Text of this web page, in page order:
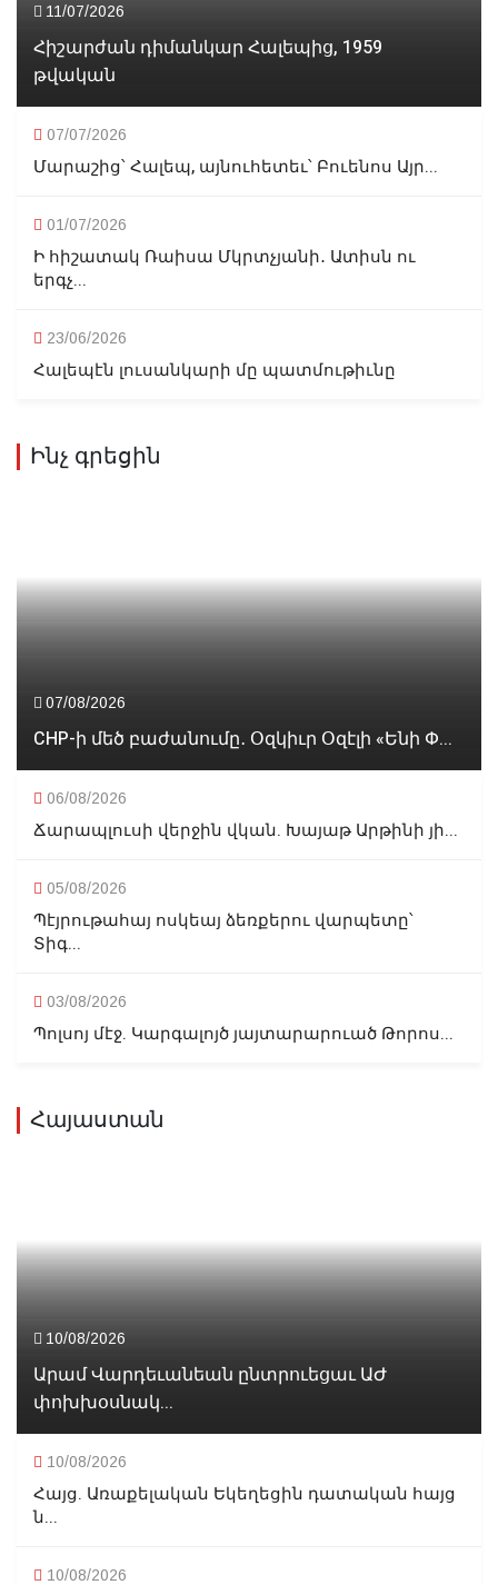
11/07/2026
Հիշարժան դիմանկար Հալեպից, 1959
թվական
07/07/2026
Մարաշից՝ Հալեպ, այնուհետեւ՝ Բուենոս Այր...
01/07/2026
Ի հիշատակ Ռաիսա Մկրտչյանի․ Ատիսն ու
երգչ...
23/06/2026
Հալեպէն լուսանկարի մը պատմութիւնը
Ինչ գրեցին
07/08/2026
CHP-ի մեծ բաժանումը․ Օզկիւր Օզէլի «Ենի Փ...
06/08/2026
Ճարապլուսի վերջին վկան. Խայաթ Արթինի յի...
05/08/2026
Պէյրութահայ ոսկեայ ձեռքերու վարպետը՝
Տիգ...
03/08/2026
Պոլսոյ մէջ. Կարգալոյծ յայտարարուած Թորոս...
Հայաստան
10/08/2026
Արամ Վարդեւանեան ընտրուեցաւ ԱԺ
փոխխօսնակ...
10/08/2026
Հայց. Առաքելական Եկեղեցին դատական հայց
ն...
10/08/2026